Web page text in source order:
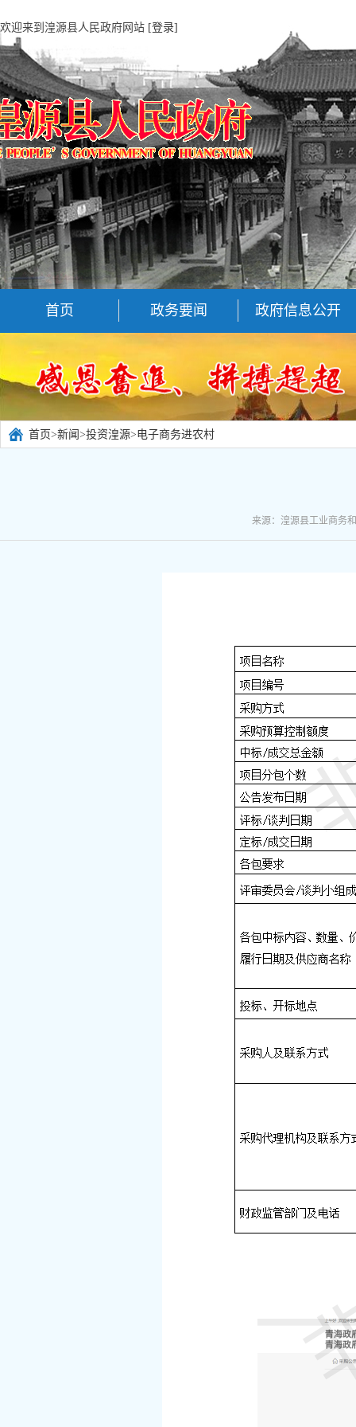
欢迎来到湟源县人民政府网站 [登录]
首页 政务要闻 政府信息公开
首页>新闻 >投资湟源>电子商务进农村
来源：湟源县工业商务